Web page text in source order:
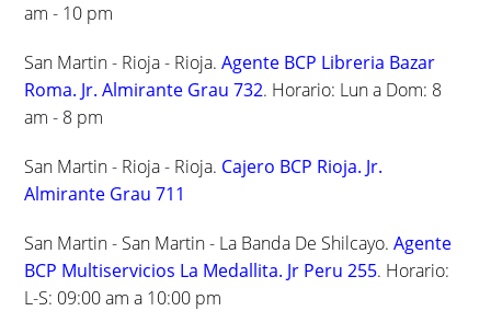
am - 10 pm
San Martin - Rioja - Rioja.Agente BCP Libreria Bazar
Roma. Jr. Almirante Grau 732. Horario: Lun a Dom: 8
am - 8 pm
San Martin - Rioja - Rioja. Cajero BCP Rioja. Jr.
Almirante Grau 711
San Martin - San Martin - La Banda De Shilcayo.Agente
BCP Multiservicios La Medallita. Jr Peru 255. Horario:
L-S: 09:00 am a 10:00 pm